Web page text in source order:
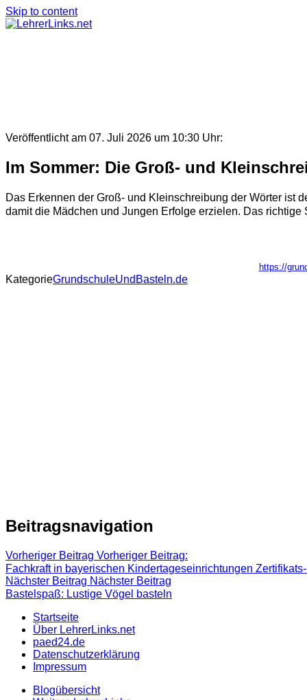
Skip to content
Veröffentlicht am 07. Juli 2026 um 10:30 Uhr:
Im Sommer: Die Groß- und
Das Erkennen der Groß- und Kleinschreibung der Wörter ist
damit die Mädchen und Jungen Erfolge erzielen. Das
https://
KategorieGrundschuleUndBasteln.de
Beitragsnavigation
Vorheriger Beitrag Vorheriger Beitrag:
Fachkraft in bayerischen Kindertageseinrichtungen
Nächster Beitrag Nächster Beitrag
Bastelspaß: Lustige Vögel basteln
Startseite
Über LehrerLinks.net
paed24.de
Datenschutzerklärung
Impressum
Blogübersicht